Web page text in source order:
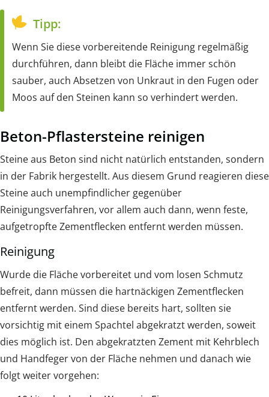
Tipp:
Wenn Sie diese vorbereitende Reinigung regelmäßig
durchführen, dann bleibt die Fläche immer schön
sauber, auch Absetzen von Unkraut in den Fugen oder
Moos auf den Steinen kann so verhindert werden.
Beton-Pflastersteine reinigen
Steine aus Beton sind nicht natürlich entstanden, sondern
in der Fabrik hergestellt. Aus diesem Grund reagieren diese
Steine auch unempfindlicher gegenüber
Reinigungsverfahren, vor allem auch dann, wenn feste,
aufgetropfte Zementflecken entfernt werden müssen.
Reinigung
Wurde die Fläche vorbereitet und vom losen Schmutz
befreit, dann müssen die hartnäckigen Zementflecken
entfernt werden. Sind diese bereits hart, sollten sie
vorsichtig mit einem Spachtel abgekratzt werden, soweit
dies möglich ist. Den abgekratzten Zement mit Kehrblech
und Handfeger von der Fläche nehmen und danach wie
folgt weiter vorgehen: